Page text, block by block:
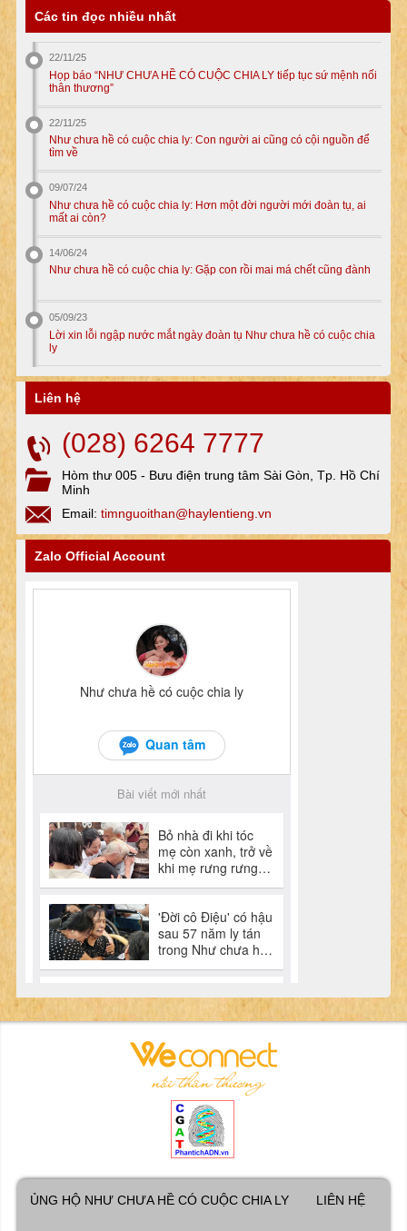
Các tin đọc nhiều nhất
22/11/25
Họp báo “NHƯ CHƯA HỀ CÓ CUỘC CHIA LY tiếp tục sứ mệnh nối
thân thương”
22/11/25
Như chưa hề có cuộc chia ly: Con người ai cũng có cội nguồn để
tìm về
09/07/24
Như chưa hề có cuộc chia ly: Hơn một đời người mới đoàn tụ, ai
mất ai còn?
14/06/24
Như chưa hề có cuộc chia ly: Gặp con rồi mai má chết cũng đành
05/09/23
Lời xin lỗi ngập nước mắt ngày đoàn tụ Như chưa hề có cuộc chia
ly
Liên hệ
(028) 6264 7777
Hòm thư 005 - Bưu điện trung tâm Sài Gòn, Tp. Hồ Chí
Minh
Email: timnguoithan@haylentieng.vn
Zalo Official Account
ỦNG HỘ NHƯ CHƯA HỀ CÓ CUỘC CHIA LY LIÊN HỆ